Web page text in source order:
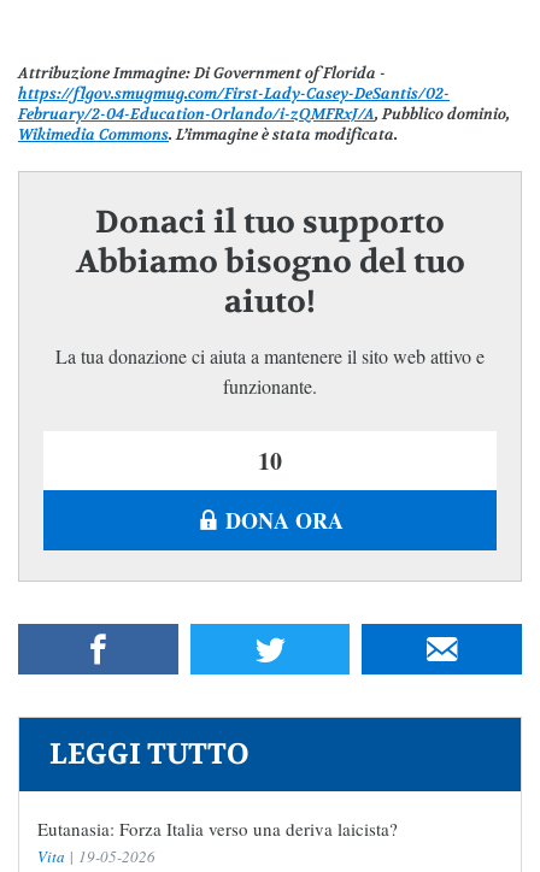
Attribuzione Immagine: Di Government of Florida -
https://flgov.smugmug.com/First-Lady-Casey-DeSantis/02-
February/2-04-Education-Orlando/i-zQMFRxJ/A, Pubblico dominio,
Wikimedia Commons. L’immagine è stata modificata.
Donaci il tuo supporto
Abbiamo bisogno del tuo
aiuto!
La tua donazione ci aiuta a mantenere il sito web attivo e
funzionante.
DONA ORA
LEGGI TUTTO
Eutanasia: Forza Italia verso una deriva laicista?
Vita | 19-05-2026